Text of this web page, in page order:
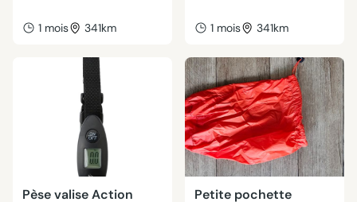
1 mois 341km 1 mois 341km
Pèse valise Action Petite pochette